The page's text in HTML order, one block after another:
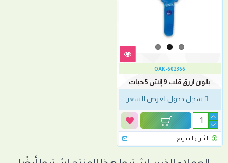
OAK-602366
بالون ازرق قلب 9 إنش 5 حبات
سجل دخول لعرض السعر
الشراء السريع